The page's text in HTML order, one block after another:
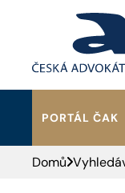
PORTÁL ČAK
HLEDAT
Domů